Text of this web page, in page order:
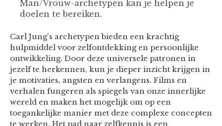
Man/Vrouw-archetypen kan je helpen je
doelen te bereiken.
Carl Jung's archetypen bieden een krachtig
hulpmiddel voor zelfontdekking en persoonlijke
ontwikkeling. Door deze universele patronen in
jezelf te herkennen, kun je dieper inzicht krijgen in
je motivaties, angsten en verlangens. Films en
verhalen fungeren als spiegels van onze innerlijke
wereld en maken het mogelijk om op een
toegankelijke manier met deze complexe concepten
te werken. Het pad naar zelfkennis is een